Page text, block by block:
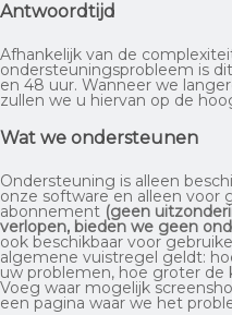
Antwoordtijd
Afhankelijk van de
ondersteuningsprobleem is
en 48 uur. Wanneer we
zullen we u hiervan op de
Wat we ondersteunen
Ondersteuning is alleen
onze software en alleen voor
abonnement (geen
verlopen, bieden we geen
ook beschikbaar voor
algemene vuistregel geldt:
uw problemen, hoe groter de
Voeg waar mogelijk
een pagina waar we het